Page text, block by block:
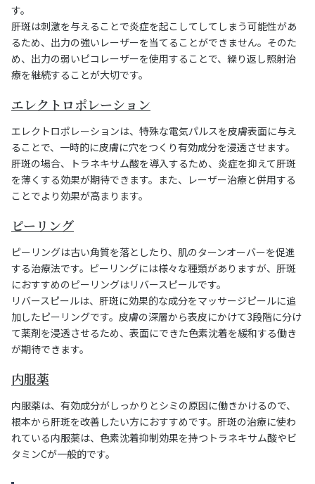
す。
肝斑は刺激を与えることで炎症を起こしてしてしまう可能性があ
るため、出力の強いレーザーを当てることができません。そのた
め、出力の弱いピコレーザーを使用することで、繰り返し照射治
療を継続することが大切です。
エレクトロポレーション
エレクトロポレーションは、特殊な電気パルスを皮膚表面に与え
ることで、一時的に皮膚に穴をつくり有効成分を浸透させます。
肝斑の場合、トラネキサム酸を導入するため、炎症を抑えて肝斑
を薄くする効果が期待できます。また、レーザー治療と併用する
ことでより効果が高まります。
ピーリング
ピーリングは古い角質を落としたり、肌のターンオーバーを促進
する治療法です。ピーリングには様々な種類がありますが、肝斑
におすすめのピーリングはリバースピールです。
リバースピールは、肝斑に効果的な成分をマッサージピールに追
加したピーリングです。皮膚の深層から表皮にかけて3段階に分け
て薬剤を浸透させるため、表面にできた色素沈着を緩和する働き
が期待できます。
内服薬
内服薬は、有効成分がしっかりとシミの原因に働きかけるので、
根本から肝斑を改善したい方におすすめです。肝斑の治療に使わ
れている内服薬は、色素沈着抑制効果を持つトラネキサム酸やビ
タミンCが一般的です。